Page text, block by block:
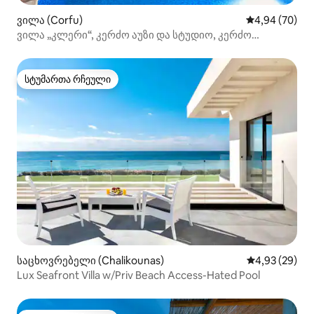
ვილა (Corfu) საშუალო
4,94 (70)
ვილა „კლერი“, კერძო აუზი და სტუდიო, კერძო
სტუმართა რჩეული
სტუმართა რჩეული
საცხოვრებელი (Chalikounas) საშუალო
4,93 (29)
Lux Seafront Villa w/Priv Beach Access-Hated Pool